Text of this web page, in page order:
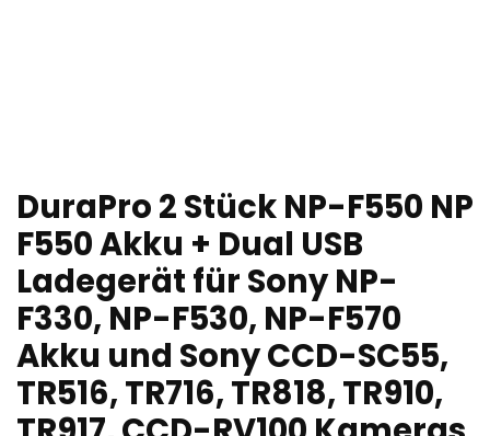
DuraPro 2 Stück NP-F550 NP
F550 Akku + Dual USB
Ladegerät für Sony NP-
F330, NP-F530, NP-F570
Akku und Sony CCD-SC55,
TR516, TR716, TR818, TR910,